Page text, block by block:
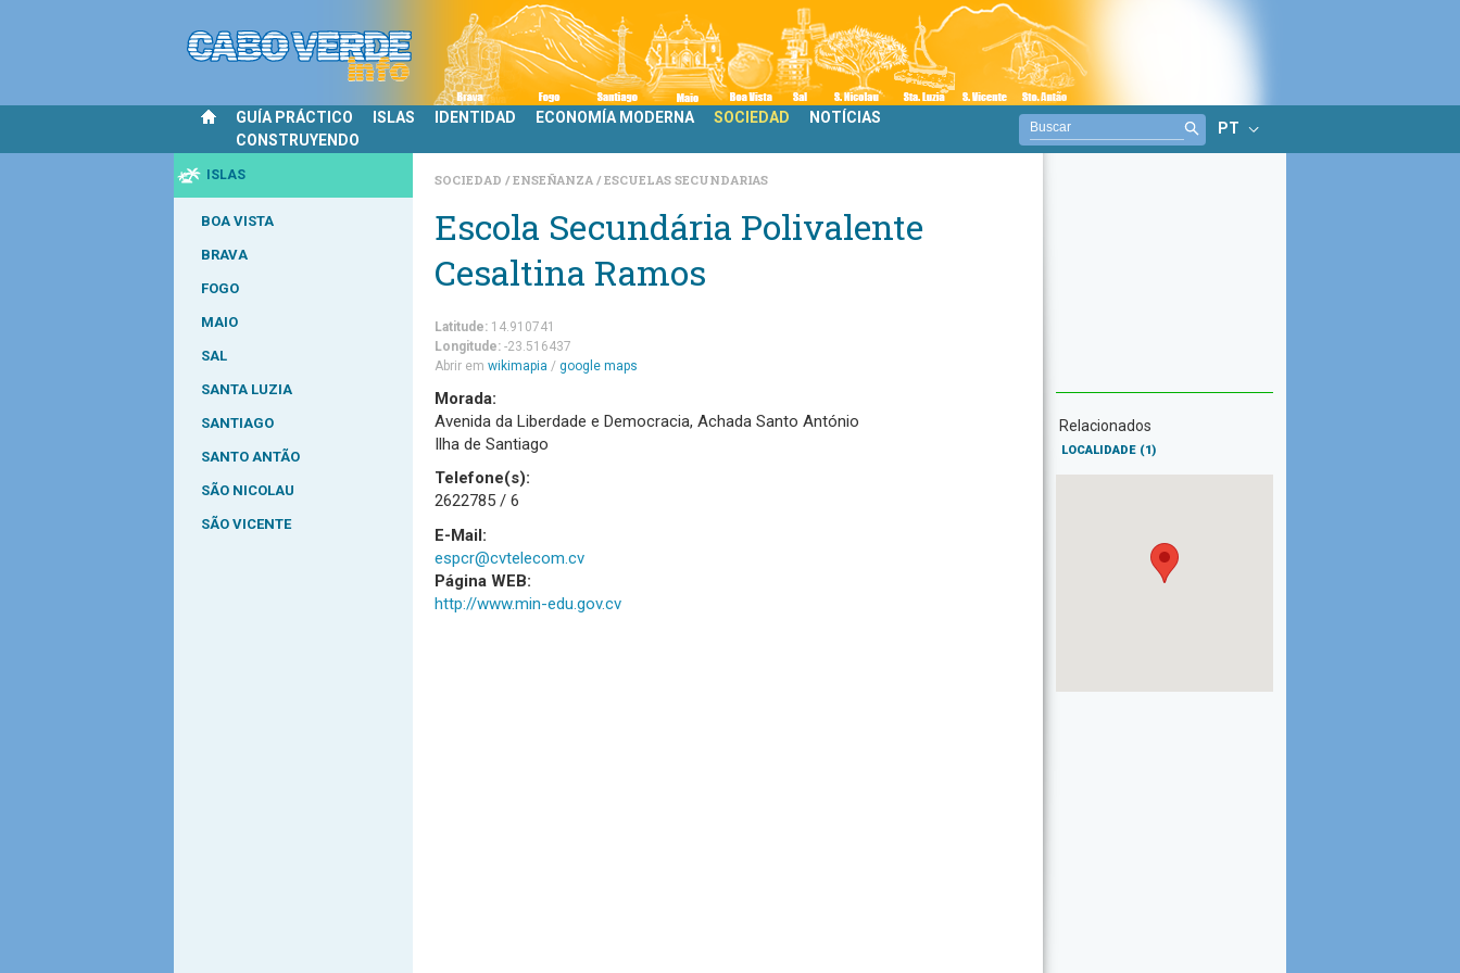
GUÍA PRÁCTICO ISLAS IDENTIDAD ECONOMÍA MODERNA SOCIEDAD
NOTÍCIAS
CONSTRUYENDO
PT
ISLAS
BOA VISTA
BRAVA
FOGO
MAIO
SAL
SANTA LUZIA
SANTIAGO
SANTO ANTÃO
SÃO NICOLAU
SÃO VICENTE
SOCIEDAD ENSEÑANZA ESCUELAS SECUNDARIAS
Escola Secundária Polivalente
Cesaltina Ramos
Latitude: 14.910741
Longitude: -23.516437
Abrir em wikimapia / google maps
Morada:
Avenida da Liberdade e Democracia, Achada Santo António
Ilha de Santiago
Telefone(s):
2622785 / 6
E-Mail:
espcr@cvtelecom.cv
Página WEB:
http://www.min-edu.gov.cv
Relacionados
LOCALIDADE (1)